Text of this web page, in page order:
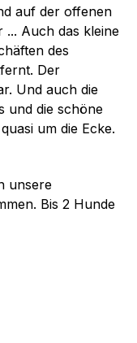
auf der offenen
... Auch das kleine
des
Der
Und auch die
und die schöne
um die Ecke.
unsere
Bis 2 Hunde